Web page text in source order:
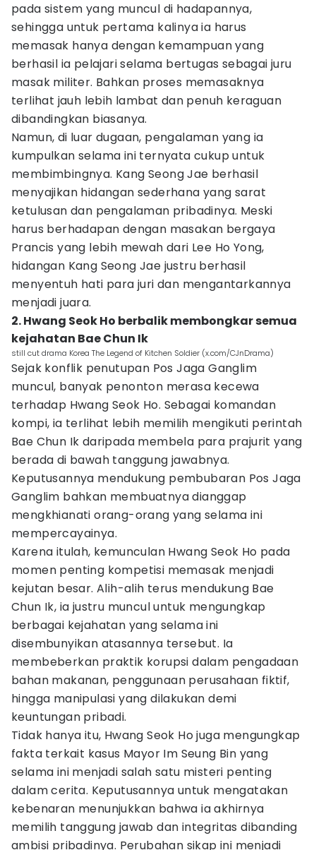
pada sistem yang muncul di hadapannya,
sehingga untuk pertama kalinya ia harus
memasak hanya dengan kemampuan yang
berhasil ia pelajari selama bertugas sebagai juru
masak militer. Bahkan proses memasaknya
terlihat jauh lebih lambat dan penuh keraguan
dibandingkan biasanya.
Namun, di luar dugaan, pengalaman yang ia
kumpulkan selama ini ternyata cukup untuk
membimbingnya. Kang Seong Jae berhasil
menyajikan hidangan sederhana yang sarat
ketulusan dan pengalaman pribadinya. Meski
harus berhadapan dengan masakan bergaya
Prancis yang lebih mewah dari Lee Ho Yong,
hidangan Kang Seong Jae justru berhasil
menyentuh hati para juri dan mengantarkannya
menjadi juara.
2. Hwang Seok Ho berbalik membongkar semua
kejahatan Bae Chun Ik
still cut drama Korea The Legend of Kitchen Soldier (x.com/CJnDrama)
Sejak konflik penutupan Pos Jaga Ganglim
muncul, banyak penonton merasa kecewa
terhadap Hwang Seok Ho. Sebagai komandan
kompi, ia terlihat lebih memilih mengikuti perintah
Bae Chun Ik daripada membela para prajurit yang
berada di bawah tanggung jawabnya.
Keputusannya mendukung pembubaran Pos Jaga
Ganglim bahkan membuatnya dianggap
mengkhianati orang-orang yang selama ini
mempercayainya.
Karena itulah, kemunculan Hwang Seok Ho pada
momen penting kompetisi memasak menjadi
kejutan besar. Alih-alih terus mendukung Bae
Chun Ik, ia justru muncul untuk mengungkap
berbagai kejahatan yang selama ini
disembunyikan atasannya tersebut. Ia
membeberkan praktik korupsi dalam pengadaan
bahan makanan, penggunaan perusahaan fiktif,
hingga manipulasi yang dilakukan demi
keuntungan pribadi.
Tidak hanya itu, Hwang Seok Ho juga mengungkap
fakta terkait kasus Mayor Im Seung Bin yang
selama ini menjadi salah satu misteri penting
dalam cerita. Keputusannya untuk mengatakan
kebenaran menunjukkan bahwa ia akhirnya
memilih tanggung jawab dan integritas dibanding
ambisi pribadinya. Perubahan sikap ini menjadi